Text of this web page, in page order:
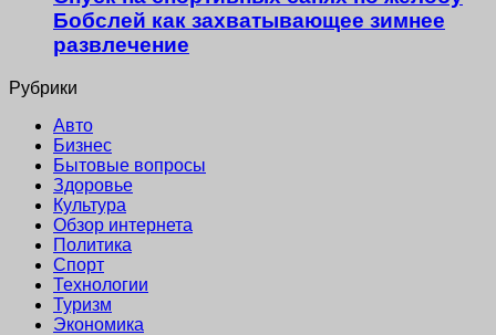
Бобслей как захватывающее зимнее
развлечение
Рубрики
Авто
Бизнес
Бытовые вопросы
Здоровье
Культура
Обзор интернета
Политика
Спорт
Технологии
Туризм
Экономика